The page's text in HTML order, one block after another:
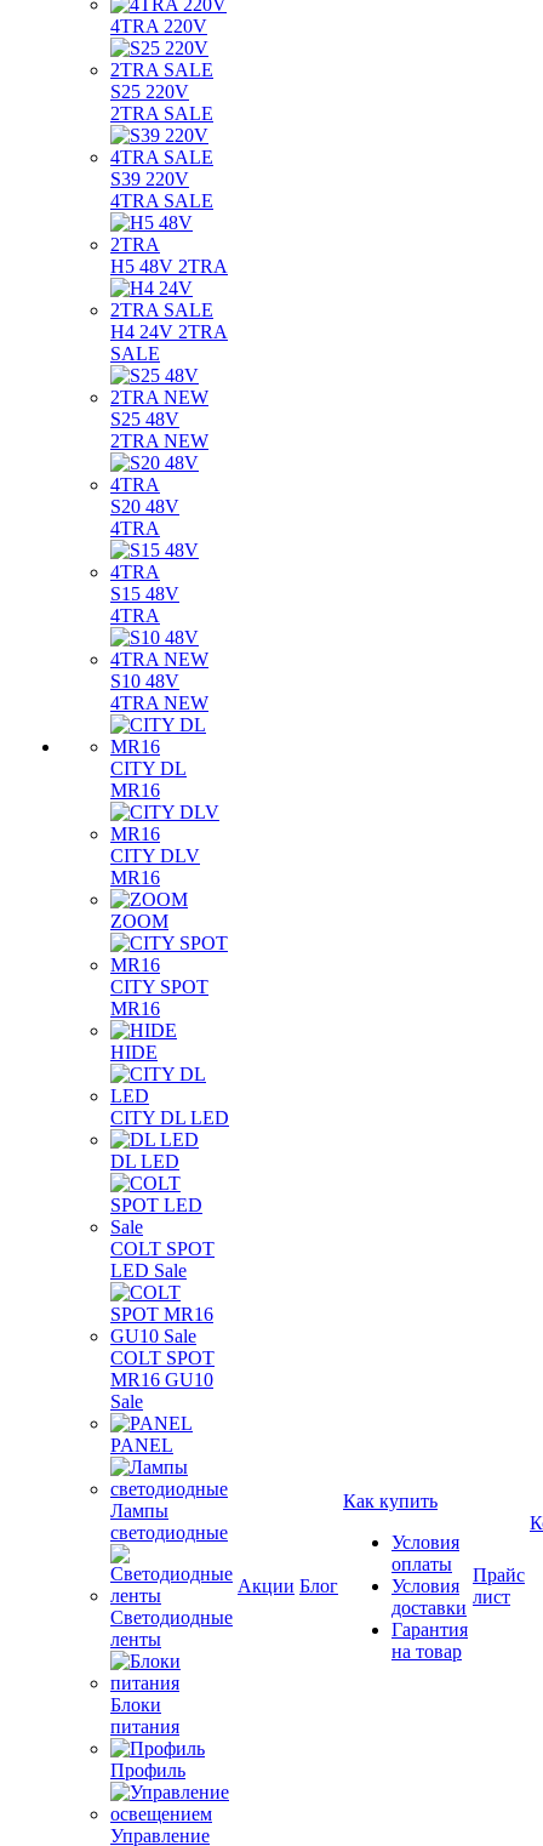
4TRA 220V
S25 220V
2TRA SALE
S39 220V
4TRA SALE
H5 48V 2TRA
H4 24V 2TRA
SALE
S25 48V
2TRA NEW
S20 48V
4TRA
S15 48V
4TRA
S10 48V
4TRA NEW
CITY DL
MR16
CITY DLV
MR16
ZOOM
CITY SPOT
MR16
HIDE
CITY DL LED
DL LED
COLT SPOT
LED Sale
COLT SPOT
MR16 GU10
Sale
PANEL
Лампы
светодиодные
Светодиодные
ленты
Блоки
питания
Профиль
Управление
Акции Блог
Как купить
Условия
оплаты
Условия
доставки
Гарантия
на товар
Прайс
лист